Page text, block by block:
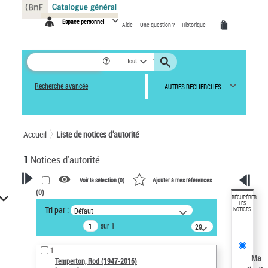
Espace personnel Aide Une question ? Historique
Tout
Recherche avancée AUTRES RECHERCHES
Accueil Liste de notices d’autorité
1 Notices d'autorité
VOTRE RECHERCHE
Recherche avancée dans les
notices d’autorité
Œuvres liées à l'auteur :
Temperton, Rod (1947-2016)
Voir la sélection (0) Ajouter à mes références
(0)
Tri par : Défaut
sur 1
20
résultats/page
1
Temperton, Rod (1947-2016)
RÉCUPÉRER
LES
NOTICES
Ma
Panneau de gestion des cookies